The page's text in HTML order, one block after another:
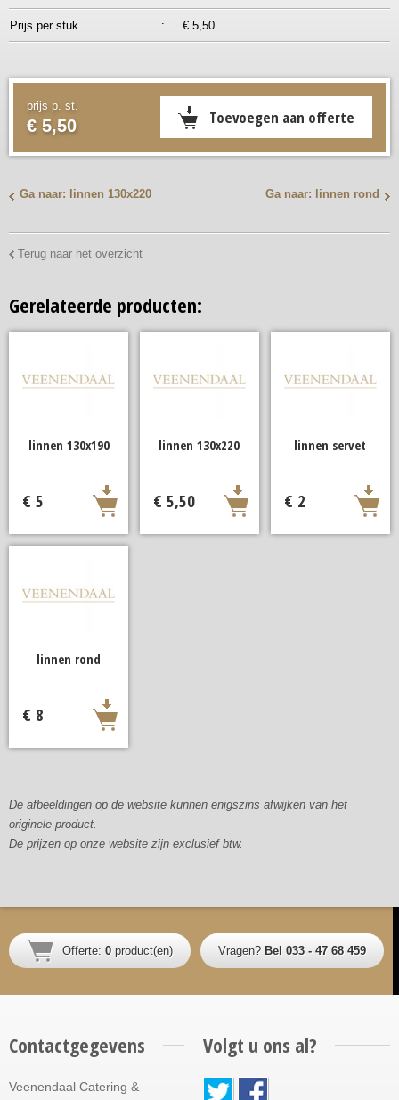
Prijs per stuk : € 5,50
prijs p. st.
€ 5,50
Ga naar: linnen 130x220 Ga naar: linnen rond
Terug naar het overzicht
Gerelateerde producten:
linnen 130x190
€ 5
linnen 130x220
€ 5,50
linnen servet
€ 2
linnen rond
€ 8
De afbeeldingen op de website kunnen enigszins afwijken van het
originele product.
De prijzen op onze website zijn exclusief btw.
Offerte: 0 product(en) Vragen? Bel 033 - 47 68 459
Contactgegevens
Veenendaal Catering &
Volgt u ons al?